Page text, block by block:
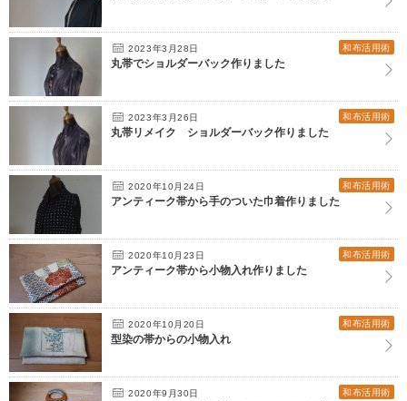
2023年3月28日 和布活用術
丸帯でショルダーバック作りました
2023年3月26日 和布活用術
丸帯リメイク ショルダーバック作りました
2020年10月24日 和布活用術
アンティーク帯から手のついた巾着作りました
2020年10月23日 和布活用術
アンティーク帯から小物入れ作りました
2020年10月20日 和布活用術
型染の帯からの小物入れ
2020年9月30日 和布活用術